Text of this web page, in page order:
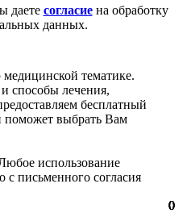
0
0
0
0
0
0
0
даете согласиена обработку
данных.
тематике.
способы лечения,
бесплатный
поможет выбрать Вам
использование
с письменного согласия